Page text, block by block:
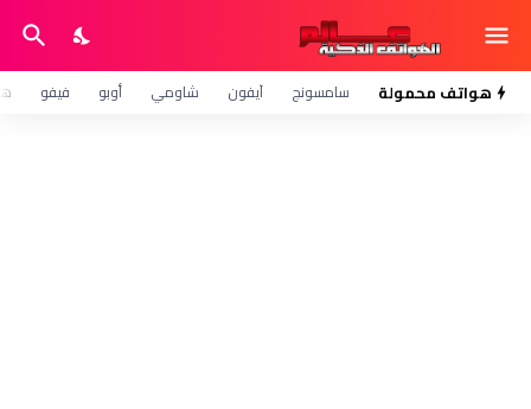
هواتف محمولة سامسونج آيفون شاومي أوبو فيفو